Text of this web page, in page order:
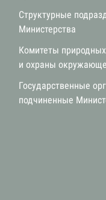
Структурные
Министерства
Комитеты
и охраны
Государственные
подчиненные